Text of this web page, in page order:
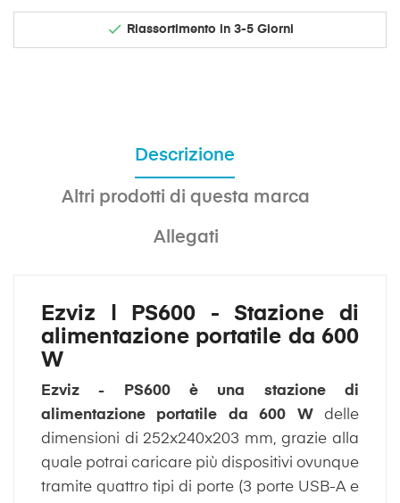
 Riassortimento in 3-5 Giorni
Descrizione
Altri prodotti di questa marca
Allegati
Ezviz | PS600 - Stazione di
alimentazione portatile da 600
W
Ezviz - PS600 è una stazione di
alimentazione portatile da 600 W delle
dimensioni di 252x240x203 mm, grazie alla
quale potrai caricare più dispositivi ovunque
tramite quattro tipi di porte (3 porte USB-A e